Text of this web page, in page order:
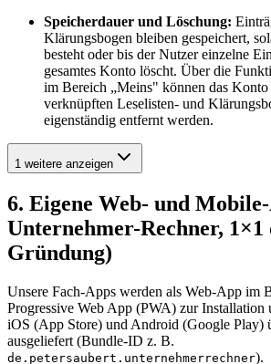
Speicherdauer und Löschung:
Klärungsbogen bleiben gespeichert,
besteht oder bis der Nutzer einzelne
gesamtes Konto löscht. Über die
im Bereich „Meins" können das
verknüpften Leselisten- und
eigenständig entfernt werden.
1 weitere anzeigen
6. Eigene Web- und
Unternehmer-Rechner, 1×1
Gründung)
Unsere Fach-Apps werden als Web-App im
Progressive Web App (PWA) zur Installation
iOS (App Store) und Android (Google Play)
ausgeliefert (Bundle-ID z. B.
de.petersaubert.unternehmerrechner).